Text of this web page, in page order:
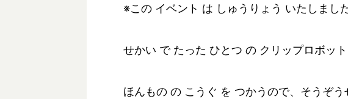
※この イベント は しゅうりょう いたしました
せかい で たった ひとつ の クリップロボット
ほんもの の こうぐ を つかうので、そうぞ